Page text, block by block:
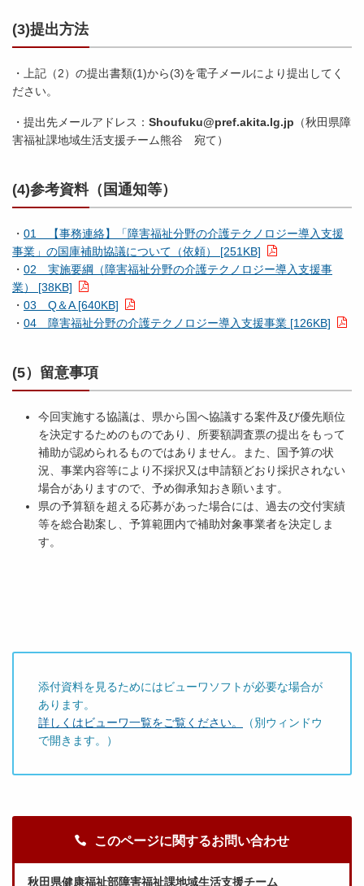
(3)提出方法
・上記（2）の提出書類(1)から(3)を電子メールにより提出してく
ださい。
・提出先メールアドレス： Shoufuku@pref.akita.lg.jp （秋田県障
害福祉課地域生活支援チーム熊谷 宛て）
(4)参考資料（国通知等）
・ 01 【事務連絡】「障害福祉分野の介護テクノロジー導入支援
事業」の国庫補助協議について（依頼） [251KB]
・ 02 実施要綱（障害福祉分野の介護テクノロジー導入支援事
業） [38KB]
・ 03 Q＆A [640KB]
・ 04 障害福祉分野の介護テクノロジー導入支援事業 [126KB]
(5）留意事項
今回実施する協議は、県から国へ協議する案件及び優先順位
を決定するためのものであり、所要額調査票の提出をもって
補助が認められるものではありません。また、国予算の状
況、事業内容等により不採択又は申請額どおり採択されない
場合がありますので、予め御承知おき願います。
県の予算額を超える応募があった場合には、過去の交付実績
等を総合勘案し、予算範囲内で補助対象事業者を決定しま
す。
添付資料を見るためにはビューワソフトが必要な場合が
あります。
詳しくはビューワ一覧をご覧ください。
（別ウィンドウ
で開きます。）
このページに関するお問い合わせ
秋田県健康福祉部障害福祉課地域生活支援チーム